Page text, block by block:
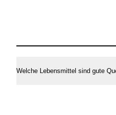
Welche Lebensmittel sind gute